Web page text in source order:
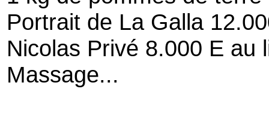
Portrait de La Galla
Nicolas Privé 8.000 E au
Massage...